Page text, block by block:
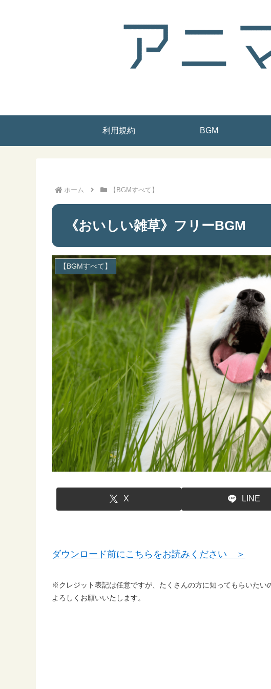
利用規約 BGM
ホーム 【BGMすべて】
《おいしい雑草》フリーBGM
【BGMすべて】
X LINE
ダウンロード前にこちらをお読みください ＞
※クレジット表記は任意ですが、たくさんの方に知ってもらいたい
よろしくお願いいたします。